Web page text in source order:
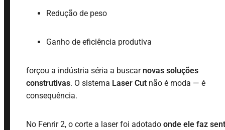
Redução de peso
Ganho de eficiência produtiva
forçou a indústria séria a buscarnovas soluções
construtivas. O sistema Laser Cut não é moda — é
consequência.
No Fenrir 2, o corte a laser foi adotado onde ele faz